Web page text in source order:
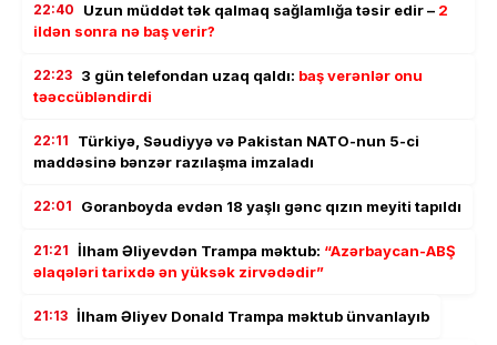
22:40 Uzun müddət tək qalmaq sağlamlığa təsir edir – 2
ildən sonra nə baş verir?
22:23 3 gün telefondan uzaq qaldı: baş verənlər onu
təəccübləndirdi
22:11
Türkiyə, Səudiyyə və Pakistan NATO-nun 5-ci
maddəsinə bənzər razılaşma imzaladı
22:01 Goranboyda evdən 18 yaşlı gənc qızın meyiti tapıldı
21:21 İlham Əliyevdən Trampa məktub: “Azərbaycan-ABŞ
əlaqələri tarixdə ən yüksək zirvədədir”
21:13 İlham Əliyev Donald Trampa məktub ünvanlayıb